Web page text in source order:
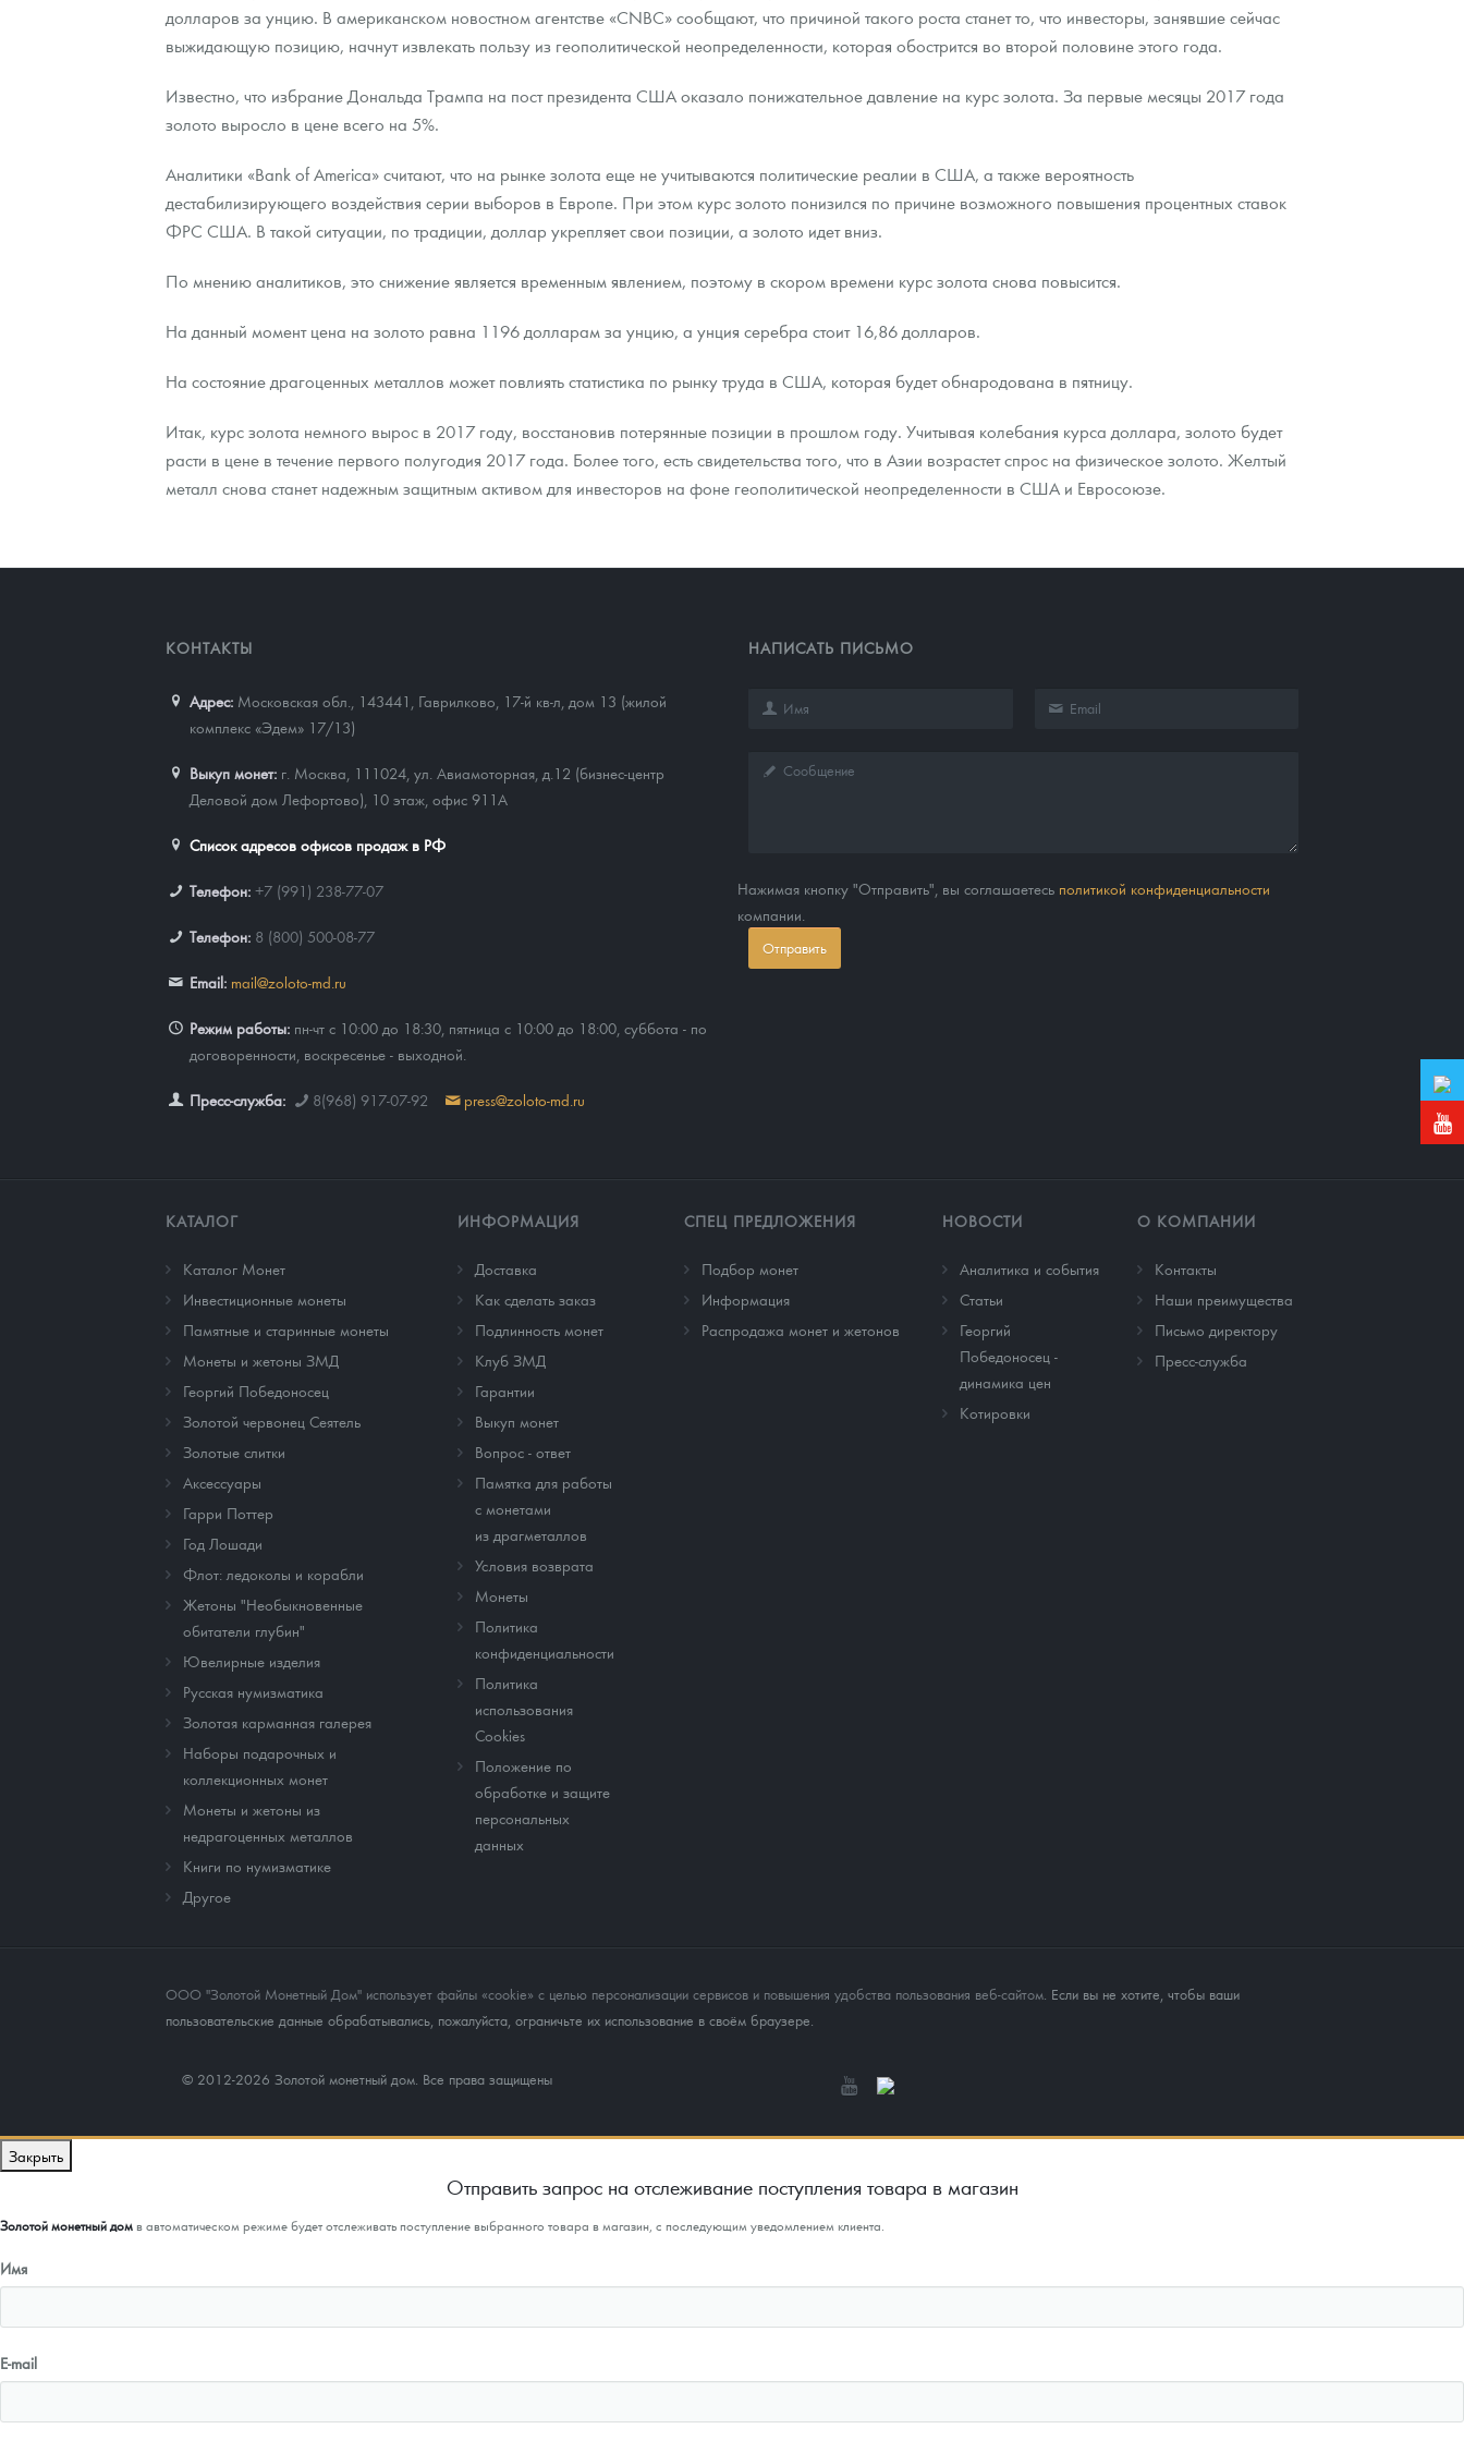
Золотой червонец Сеятель
Золотые слитки
Год Лошади
Флот: ледоколы и корабли
Жетоны "Необыкновенные обитатели глубин"
Ювелирные изделия
Русская нумизматика
Выкуп монет
Выкуп серебряных монет
Вопрос - ответ
Монеты
Политика конфиденциальности
Политика использования Cookies
Положение по обработке и защите персональных данных
Распродажа монет и жетонов
Итоги 2025 года. Прогноз курсов золота, серебра, платины на 2026 год
Cтатьи
Георгий Победоносец - динамика цен
Курс золота и серебра
Лом выкуп
Контакты
О нас
Письмо директору
Пресс-служба
долларов за унцию. В американском новостном агентстве «CNBC» сообщают, что причиной такого роста станет то, что инвесторы, занявшие сейчас
выжидающую позицию, начнут извлекать пользу из геополитической неопределенности, которая обострится во второй половине этого года.
Известно, что избрание Дональда Трампа на пост президента США оказало понижательное давление на курс золота. За первые месяцы 2017 года
золото выросло в цене всего на 5%.
Аналитики «Bank of America» считают, что на рынке золота еще не учитываются политические реалии в США, а также вероятность
дестабилизирующего воздействия серии выборов в Европе. При этом курс золото понизился по причине возможного повышения процентных ставок
ФРС США. В такой ситуации, по традиции, доллар укрепляет свои позиции, а золото идет вниз.
По мнению аналитиков, это снижение является временным явлением, поэтому в скором времени курс золота снова повысится.
На данный момент цена на золото равна 1196 долларам за унцию, а унция серебра стоит 16,86 долларов.
На состояние драгоценных металлов может повлиять статистика по рынку труда в США, которая будет обнародована в пятницу.
Итак, курс золота немного вырос в 2017 году, восстановив потерянные позиции в прошлом году. Учитывая колебания курса доллара, золото будет
расти в цене в течение первого полугодия 2017 года. Более того, есть свидетельства того, что в Азии возрастет спрос на физическое золото. Желтый
металл снова станет надежным защитным активом для инвесторов на фоне геополитической неопределенности в США и Евросоюзе.
КОНТАКТЫ
Адрес: Московская обл., 143441
Гаврилково, 17-й кв-л, дом 13 (жилой
комплекс «Эдем» 17/13)
Выкуп монет: г. Москва, 111024, ул. Авиамоторная, д.12 (бизнес-центр
Деловой дом Лефортово), 10 этаж, офис 911А
Список адресов офисов продаж в РФ
Телефон: +7 (991) 238-77-07
Телефон: 8 (800) 500-08-77
Email: mail@zoloto-md.ru
Режим работы: пн-чт с 10:00 до 18:30, пятница с 10:00 до 18:00, суббота - по
договоренности, воскресенье - выходной.
Пресс-служба: 8(968) 917-07-92 press@zoloto-md.ru
НАПИСАТЬ ПИСЬМО
Нажимая кнопку "Отправить", вы соглашаетесь политикой конфиденциальности
компании.
Отправить
КАТАЛОГ
Каталог Монет
Инвестиционные монеты
Памятные и старинные монеты
Монеты и жетоны ЗМД
Георгий Победоносец
Золотой червонец Сеятель
Золотые слитки
Аксессуары
Гарри Поттер
Год Лошади
Флот: ледоколы и корабли
Жетоны "Необыкновенные
обитатели глубин"
Ювелирные изделия
Русская нумизматика
Золотая карманная галерея
Наборы подарочных и
коллекционных монет
Монеты и жетоны из
недрагоценных металлов
Книги по нумизматике
Другое
ИНФОРМАЦИЯ
Доставка
Как сделать заказ
Подлинность монет
Клуб ЗМД
Гарантии
Выкуп монет
Вопрос - ответ
Памятка для работы
с монетами
из драгметаллов
Условия возврата
Монеты
Политика
конфиденциальности
Политика
использования
Cookies
Положение по
обработке и защите
персональных
данных
СПЕЦ ПРЕДЛОЖЕНИЯ
Подбор монет
Информация
Распродажа монет и жетонов
НОВОСТИ
Аналитика и события
Cтатьи
Георгий
Победоносец -
динамика цен
Котировки
О КОМПАНИИ
Контакты
Наши преимущества
Письмо директору
Пресс-служба
ООО "Золотой Монетный Дом" использует файлы «cookie» с целью персонализации сервисов и повышения удобства пользования веб-сайтом . Если вы не хотите, чтобы ваши
пользовательские данные обрабатывались, пожалуйста, ограничьте их использование в своём браузере.
© 2012-2026 Золотой монетный дом. Все права защищены
Закрыть
Отправить запрос на отслеживание поступления товара в магазин
Золотой монетный домв автоматическом режиме будет отслеживать поступление выбранного товара в магазин, с последующим уведомлением клиента.
Имя
E-mail